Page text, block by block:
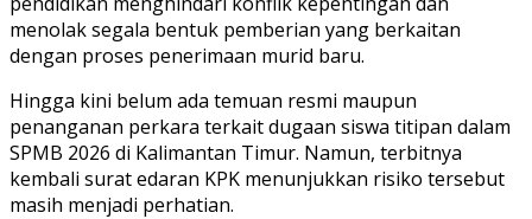
menolak segala bentuk pemberian yang berkaitan
dengan proses penerimaan murid baru.
Hingga kini belum ada temuan resmi maupun
penanganan perkara terkait dugaan siswa titipan dalam
SPMB 2026 di Kalimantan Timur. Namun, terbitnya
kembali surat edaran KPK menunjukkan risiko tersebut
masih menjadi perhatian.